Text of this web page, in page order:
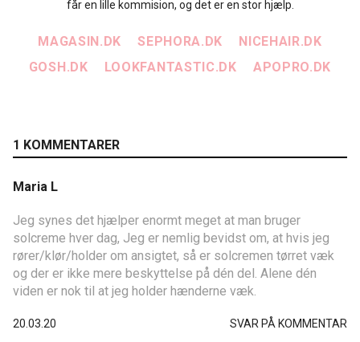
får en lille kommision, og det er en stor hjælp.
MAGASIN.DK SEPHORA.DK
NICEHAIR.DK
GOSH.DK
LOOKFANTASTIC.DK APOPRO.DK
1 KOMMENTARER
Maria L
Jeg synes det hjælper enormt meget at man bruger
solcreme hver dag, Jeg er nemlig bevidst om, at hvis jeg
rører/klør/holder om ansigtet, så er solcremen tørret væk
og der er ikke mere beskyttelse på dén del. Alene dén
viden er nok til at jeg holder hænderne væk.
20.03.20 SVAR PÅ KOMMENTAR